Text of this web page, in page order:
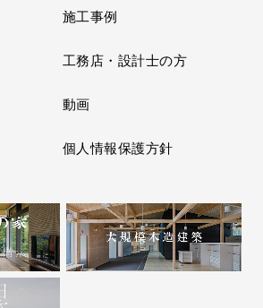
施工事例
工務店・設計士の方
動画
個人情報保護方針